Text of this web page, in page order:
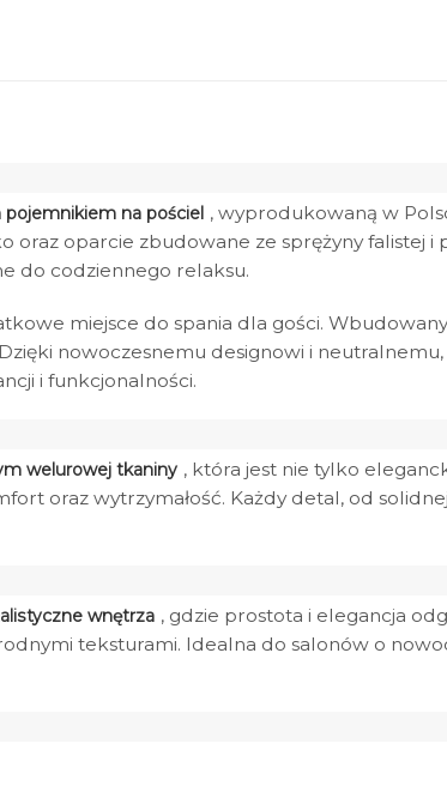
na pościel , wyprodukowaną w
oraz oparcie zbudowane ze sprężyny falistej
do codziennego relaksu.
miejsce do spania dla gości.
nowoczesnemu designowi i
i funkcjonalności.
welurowej tkaniny , która jest nie tylko
oraz wytrzymałość. Każdy detal, od
wnętrza , gdzie prostota i elegancja
teksturami. Idealna do salonów o